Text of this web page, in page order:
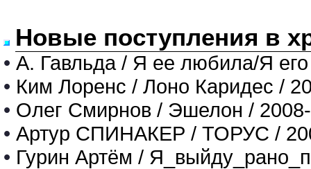
Новые поступления в
• А. Гавльда / Я ее любила/Я
• Ким Лоренс / Лоно Каридес /
• Олег Смирнов / Эшелон /
• Артур СПИНАКЕР / ТОРУС /
• Гурин Артём /